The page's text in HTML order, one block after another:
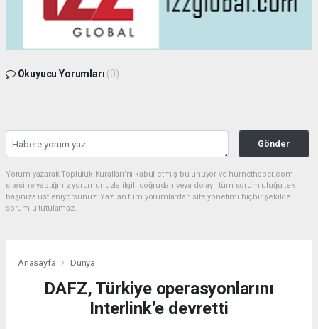
Okuyucu Yorumları (0)
Gönder
Yorum yazarak Topluluk Kuralları’nı kabul etmiş bulunuyor ve hurnethaber.com
sitesine yaptığınız yorumunuzla ilgili doğrudan veya dolaylı tüm sorumluluğu tek
başınıza üstleniyorsunuz. Yazılan tüm yorumlardan site yönetimi hiçbir şekilde
sorumlu tutulamaz.
Anasayfa Dünya
DAFZ, Türkiye operasyonlarını
Interlink’e devretti